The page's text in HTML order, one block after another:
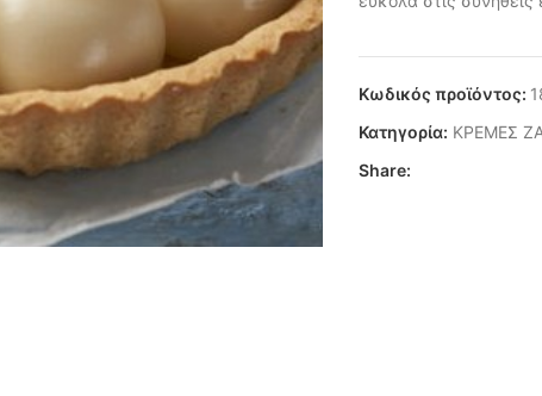
Κωδικός προϊόντος:
Κατηγορία: ΚΡΕΜΕΣ
Share: